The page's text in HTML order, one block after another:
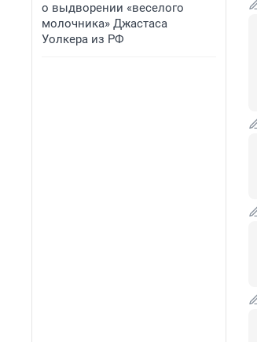
о выдворении «веселого
молочника» Джастаса
Уолкера из РФ